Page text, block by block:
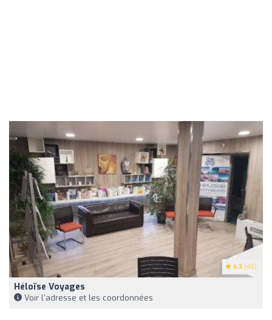
4.3 (49)
Héloïse Voyages
Voir l'adresse et les coordonnées